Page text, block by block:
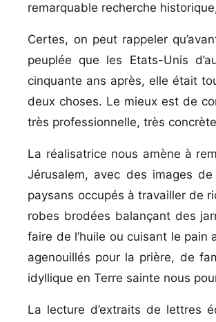
remarquable recherche
Certes, on peut rappeler
peuplée que les Etats-Unis
cinquante ans après, elle était
deux choses. Le mieux est de
très professionnelle, très
La réalisatrice nous amène à
Jérusalem, avec des images
paysans occupés à travailler de
robes brodées balançant des
faire de l’huile ou cuisant le pain
agenouillés pour la prière, de
idyllique en Terre sainte nous
La lecture d’extraits de lettres